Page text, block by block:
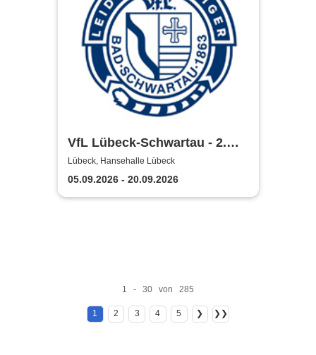
VfL Lübeck-Schwartau - 2.
Handball Bundesliga Saison
2026/2027
Lübeck, Hansehalle Lübeck
05.09.2026 - 20.09.2026
1 - 30 von 285
1 2 3 4 5 ❯ ❯❯